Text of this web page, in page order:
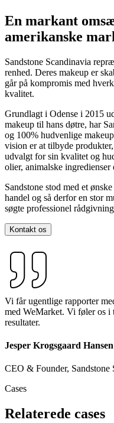
En markant
amerikanske
Sandstone Scandinavia
renhed. Deres makeup er
går på kompromis med
kvalitet.
Grundlagt i Odense i 2015
makeup til hans døtre, har
og 100% hudvenlige
vision er at tilbyde
udvalgt for sin kvalitet og
olier, animalske ingredienser
Sandstone stod med et
handel og så derfor en stor
søgte professionel
Kontakt os
Vi får ugentlige rapporter
med WeMarket. Vi føler os i
resultater.
Jesper Krogsgaard Hansen
CEO & Founder, Sandstone
Cases
Relaterede cases